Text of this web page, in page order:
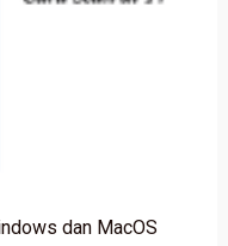
dan MacOS